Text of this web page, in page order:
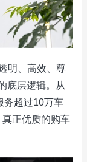
明、高效、尊
底层逻辑。从
务超过10万车
正优质的购车